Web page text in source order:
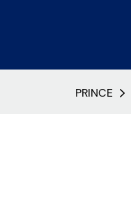
PRINCE